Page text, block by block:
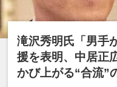
滝沢秀明氏「男手
援を表明、中居正
かび上がる“合流”